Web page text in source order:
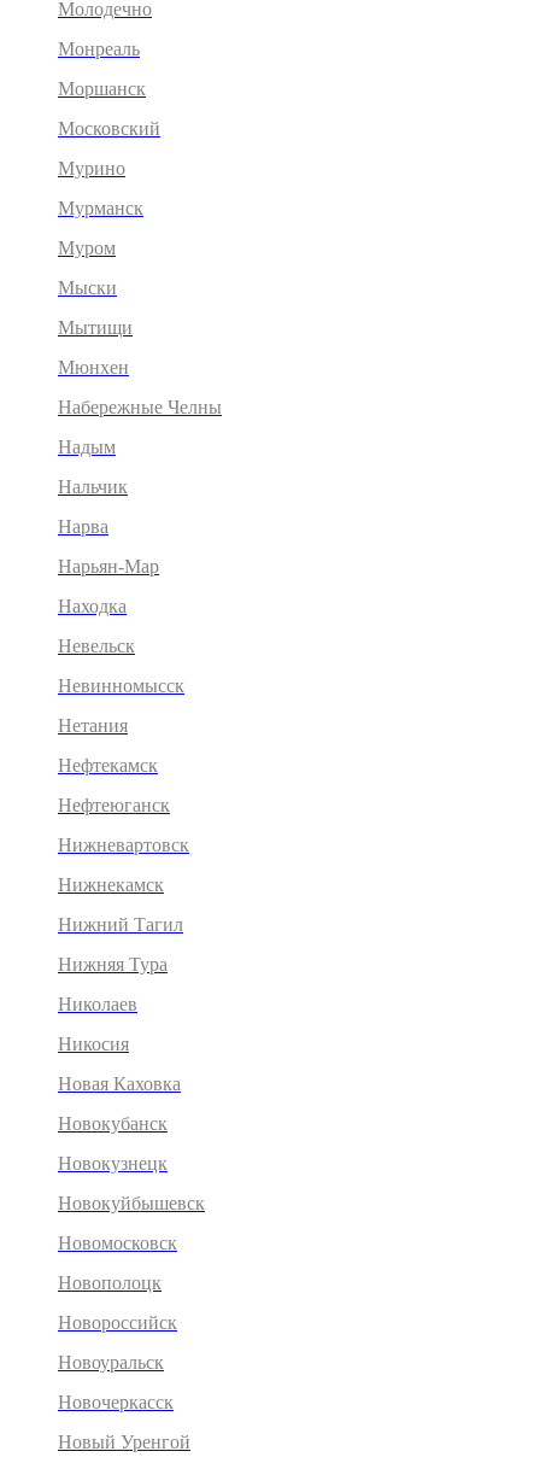
Молодечно
Монреаль
Моршанск
Московский
Мурино
Мурманск
Муром
Мыски
Мытищи
Мюнхен
Набережные Челны
Надым
Нальчик
Нарва
Нарьян-Мар
Находка
Невельск
Невинномысск
Нетания
Нефтекамск
Нефтеюганск
Нижневартовск
Нижнекамск
Нижний Тагил
Нижняя Тура
Николаев
Никосия
Новая Каховка
Новокубанск
Новокузнецк
Новокуйбышевск
Новомосковск
Новополоцк
Новороссийск
Новоуральск
Новочеркасск
Новый Уренгой